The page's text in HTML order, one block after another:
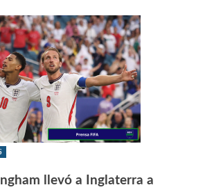
llevó a Inglaterra a